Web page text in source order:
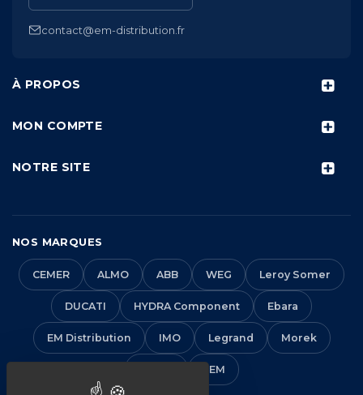
À PROPOS
MON COMPTE
NOTRE SITE
contact@em-distribution.fr
NOS MARQUES
CEMER ALMO ABB WEG Leroy Somer
DUCATI HYDRA Component Ebara
EM Distribution IMO Legrand Morek
VEM